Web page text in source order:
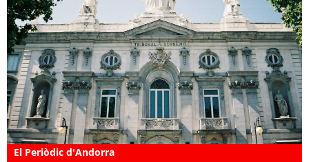
El Periòdic d'Andorra